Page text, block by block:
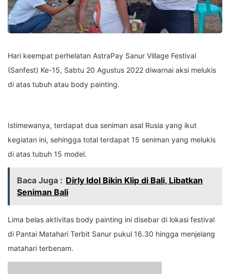
Hari keempat perhelatan AstraPay Sanur Village Festival
(Sanfest) Ke-15, Sabtu 20 Agustus 2022 diwarnai aksi melukis
di atas tubuh atau body painting.
Istimewanya, terdapat dua seniman asal Rusia yang ikut
kegiatan ini, sehingga total terdapat 15 seniman yang melukis
di atas tubuh 15 model.
Baca Juga : Dirly Idol Bikin Klip di Bali, Libatkan
Seniman Bali
Lima belas aktivitas body painting ini disebar di lokasi festival
di Pantai Matahari Terbit Sanur pukul 16.30 hingga menjelang
matahari terbenam.